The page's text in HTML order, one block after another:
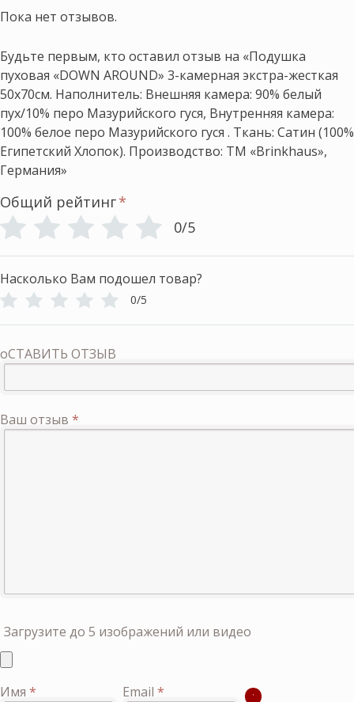
Пока нет отзывов.
Будьте первым, кто оставил отзыв на «Подушка
пуховая «DOWN AROUND» 3-камерная экстра-жесткая
50х70см. Наполнитель: Внешняя камера: 90% белый
пух/10% перо Мазурийского гуся, Внутренняя камера:
100% белое перо Мазурийского гуся . Ткань: Сатин (100%
Египетский Хлопок). Производство: ТМ «Brinkhaus»,
Германия»
Общий рейтинг*
0/5
Насколько Вам подошел товар?
0/5
оСТАВИТЬ ОТЗЫВ
Ваш отзыв *
Загрузите до 5 изображений или видео
Имя * Email *